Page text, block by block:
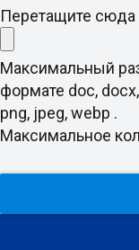
Перетащите
Максимальный
формате doc,
png, jpeg, webp .
Максимальное